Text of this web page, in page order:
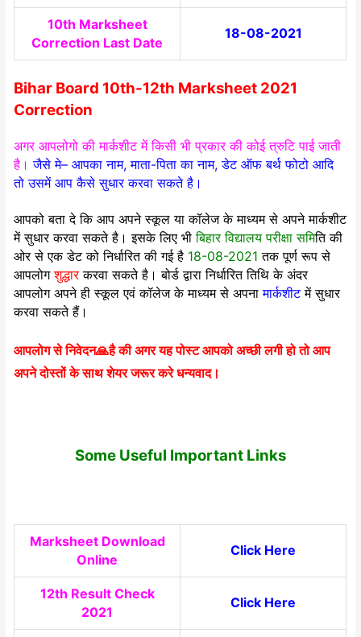
10th Marksheet
Correction Last Date
18-08-2021
Bihar Board 10th-12th Marksheet 2021
Correction
अगर आपलोगो की मार्कशीट में किसी भी प्रकार की कोई त्रुटि पाई जाती
है। जैसे मे– आपका नाम, माता-पिता का नाम, डेट ऑफ बर्थ फोटो आदि
तो उसमें आप कैसे सुधार करवा सकते है।
आपको बता दे कि आप अपने स्कूल या कॉलेज के माध्यम से अपने मार्कशीट
में सुधार करवा सकते है। इसके लिए भीबिहार विद्यालय परीक्षा समिति की
ओर से एक डेट को निर्धारित की गई है 18-08-2021 तक पूर्ण रूप से
आपलोगशुद्धारकरवा सकते है। बोर्ड द्वारा निर्धारित तिथि के अंदर
आपलोग अपने ही स्कूल एवं कॉलेज के माध्यम से अपनामार्कशीटमें सुधार
करवा सकते हैं।
आपलोग से निवेदन🙏है की अगर यह पोस्ट आपको अच्छी लगी हो तो आप
अपने दोस्तों के साथ शेयर जरूर करे धन्यवाद।
Some Useful Important Links
Marksheet Download
Online
Click Here
12th Result Check
2021
Click Here